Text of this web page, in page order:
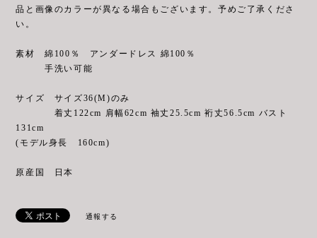
品と画像のカラーが異なる場合もございます。予めご了承くださ
い。
素材 綿100％ アンダードレス 綿100％
手洗い可能
サイズ サイズ36(M)のみ
着丈122cm 肩幅62cm 袖丈25.5cm 裄丈56.5cm バスト
131cm
(モデル身長 160cm)
原産国 日本
通報する